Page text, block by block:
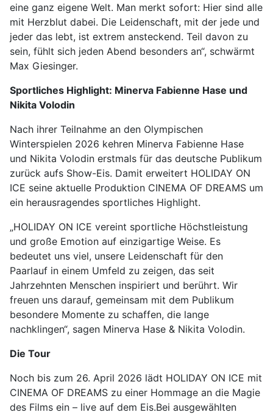
eine ganz eigene Welt. Man merkt sofort: Hier sind alle
mit Herzblut dabei. Die Leidenschaft, mit der jede und
jeder das lebt, ist extrem ansteckend. Teil davon zu
sein, fühlt sich jeden Abend besonders an“, schwärmt
Max Giesinger.
Sportliches Highlight: Minerva Fabienne Hase und
Nikita Volodin
Nach ihrer Teilnahme an den Olympischen
Winterspielen 2026 kehren Minerva Fabienne Hase
und Nikita Volodin erstmals für das deutsche Publikum
zurück aufs Show-Eis. Damit erweitert HOLIDAY ON
ICE seine aktuelle Produktion CINEMA OF DREAMS um
ein herausragendes sportliches Highlight.
„HOLIDAY ON ICE vereint sportliche Höchstleistung
und große Emotion auf einzigartige Weise. Es
bedeutet uns viel, unsere Leidenschaft für den
Paarlauf in einem Umfeld zu zeigen, das seit
Jahrzehnten Menschen inspiriert und berührt. Wir
freuen uns darauf, gemeinsam mit dem Publikum
besondere Momente zu schaffen, die lange
nachklingen“, sagen Minerva Hase & Nikita Volodin.
Die Tour
Noch bis zum 26. April 2026 lädt HOLIDAY ON ICE mit
CINEMA OF DREAMS zu einer Hommage an die Magie
des Films ein – live auf dem Eis.Bei ausgewählten